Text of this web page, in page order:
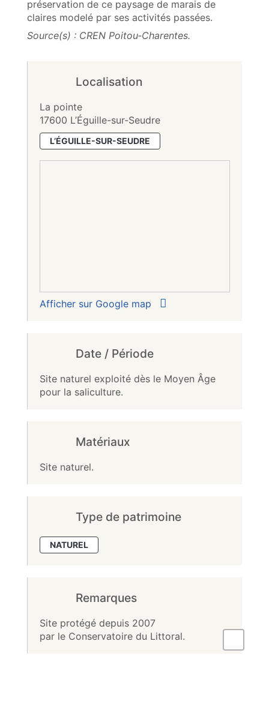
préservation de ce paysage de marais de
claires modelé par ses activités passées.
Source(s) : CREN Poitou‑Charentes.
Localisation
La pointe
17600 L’Éguille-sur-Seudre
L’ÉGUILLE-SUR-SEUDRE
Afficher sur Google map
Date / Période
Site naturel exploité dès le Moyen Âge
pour la saliculture.
Matériaux
Site naturel.
Type de patrimoine
NATUREL
Remarques
Site protégé depuis 2007
par le Conservatoire du Littoral.